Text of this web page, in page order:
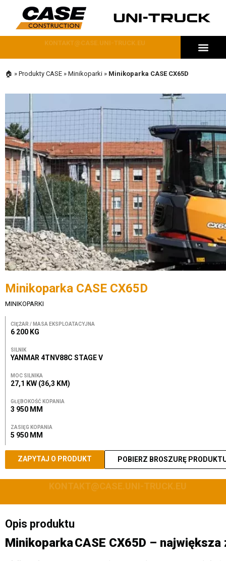
🏠 » Produkty CASE » Minikoparki » Minikoparka CASE CX65D
Minikoparka CASE CX65D
MINIKOPARKI
CIĘŻAR / MASA EKSPLOATACYJNA
6 200 KG
SILNIK
YANMAR 4TNV88C STAGE V
MOC SILNIKA
27,1 KW (36,3 KM)
GŁĘBOKOŚĆ KOPANIA
3 950 MM
ZASIĘG KOPANIA
5 950 MM
ZAPYTAJ O PRODUKT POBIERZ BROSZURĘ
71 644 48 43
Opis produktu
MinikoparkaCASE CX65D – największa